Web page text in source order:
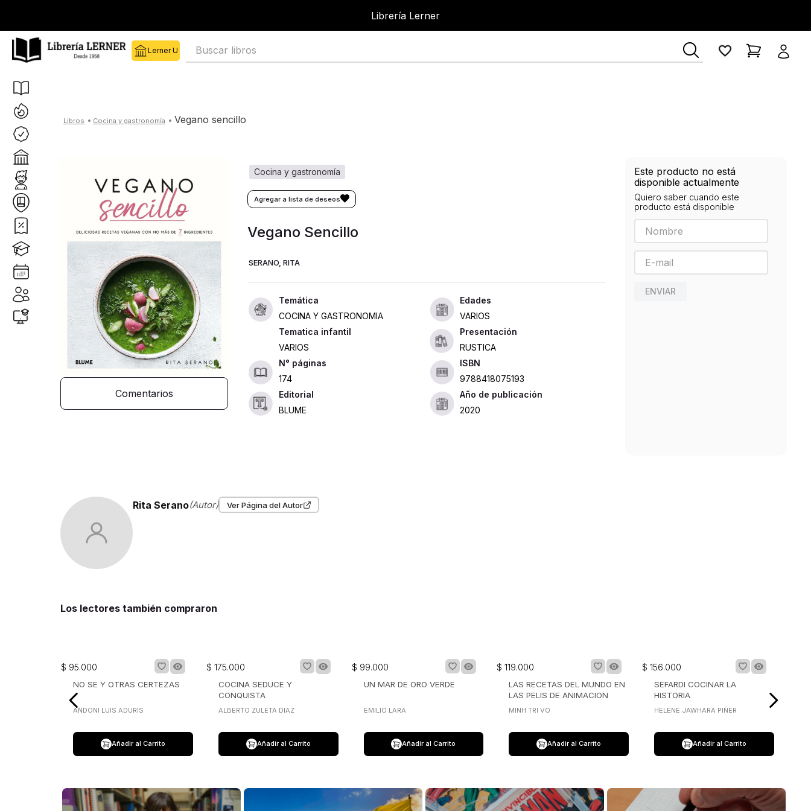
Librería Lerner
Buscar libros
cocina y gastronomía vegano sencillo
Comentarios
cocina y gastronomía
Vegano Sencillo
SERANO, RITA
COCINA Y GASTRONOMIA
Edades
VARIOS
Tematica infantil
VARIOS
Presentación
RUSTICA
174
ISBN
9788418075193
Editorial
BLUME
Año de publicación
2020
Este producto no está
disponible actualmente
Quiero saber cuando este
producto está disponible
ENVIAR
Rita Serano(Autor) Ver Página del Autor
Los lectores también compraron
$ 95 .000 $ 175.000 000 $ 119.000 000